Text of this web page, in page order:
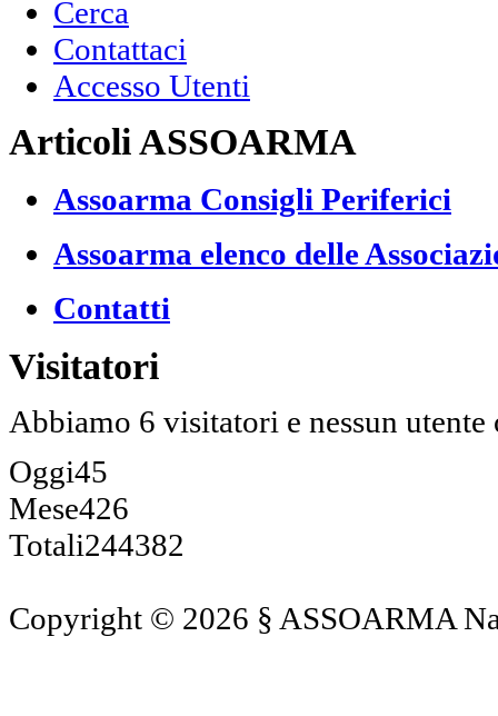
Cerca
Contattaci
Accesso Utenti
Articoli ASSOARMA
Assoarma Consigli Periferici
Assoarma elenco delle
Contatti
Visitatori
Abbiamo 6 visitatori e nessun utente
Oggi45
Mese426
Totali244382
Copyright © 2026 § ASSOARMA